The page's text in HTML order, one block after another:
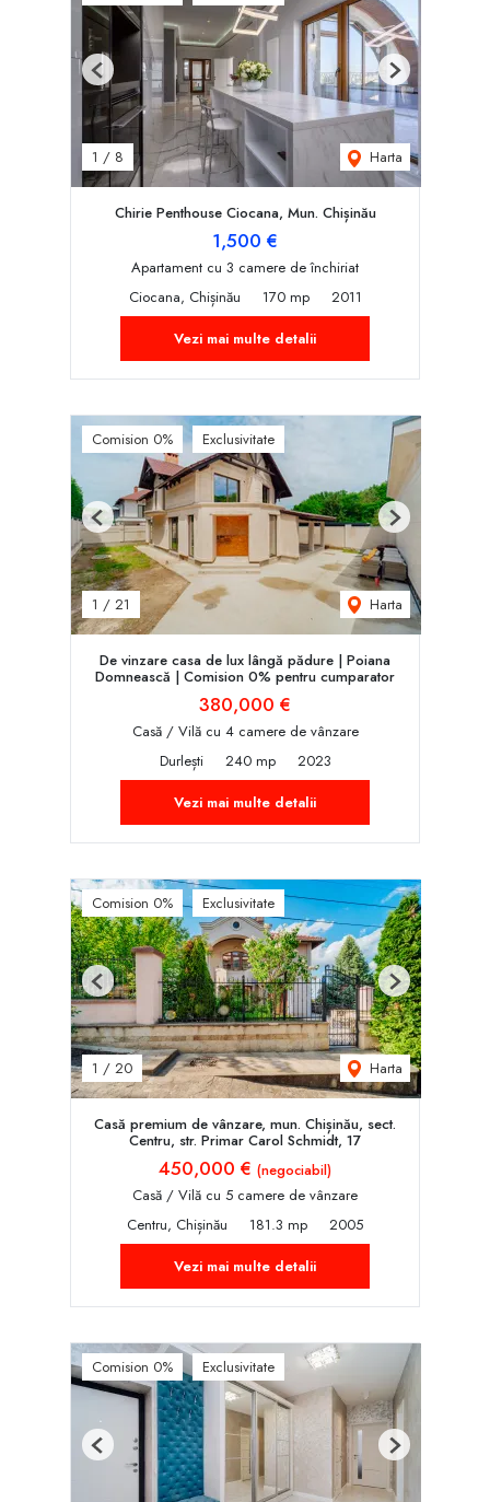
1 / 8 Harta
Previous Next
Chirie Penthouse Ciocana, Mun. Chișinău
1,500 €
Apartament cu 3 camere de închiriat
Ciocana, Chișinău
170 mp
2011
Vezi mai multe detalii
Comision 0% Exclusivitate
1 / 21 Harta
Previous Next
De vinzare casa de lux lângă pădure | Poiana
Domnească | Comision 0% pentru cumparator
380,000 €
Casă / Vilă cu 4 camere de vânzare
Durlești
240 mp
2023
Vezi mai multe detalii
Comision 0% Exclusivitate
1 / 20 Harta
Previous Next
Casă premium de vânzare, mun. Chișinău, sect.
Centru, str. Primar Carol Schmidt, 17
450,000 € (negociabil)
Casă / Vilă cu 5 camere de vânzare
Centru, Chișinău
181.3 mp
2005
Vezi mai multe detalii
Comision 0% Exclusivitate
Previous Next